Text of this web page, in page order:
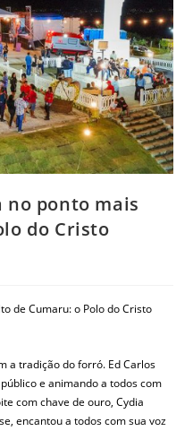
no ponto mais
do Cristo
de Cumaru: o Polo do Cristo
a tradição do forró. Ed Carlos
e animando a todos com
com chave de ouro, Cydia
encantou a todos com sua voz